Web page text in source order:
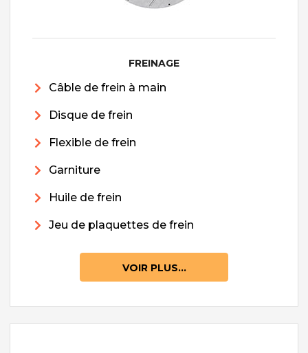
FREINAGE
Câble de frein à main
Disque de frein
Flexible de frein
Garniture
Huile de frein
Jeu de plaquettes de frein
VOIR PLUS...